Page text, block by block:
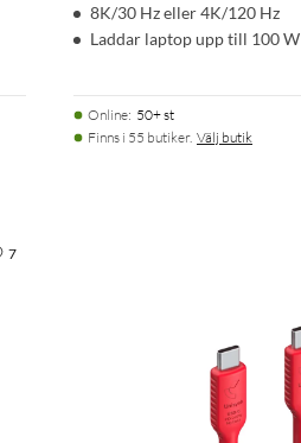
8K/30 Hz eller 4K/120 Hz
Laddar laptop upp till 100 W
Online: 50+ st
Finns i 55 butiker. Välj butik
7